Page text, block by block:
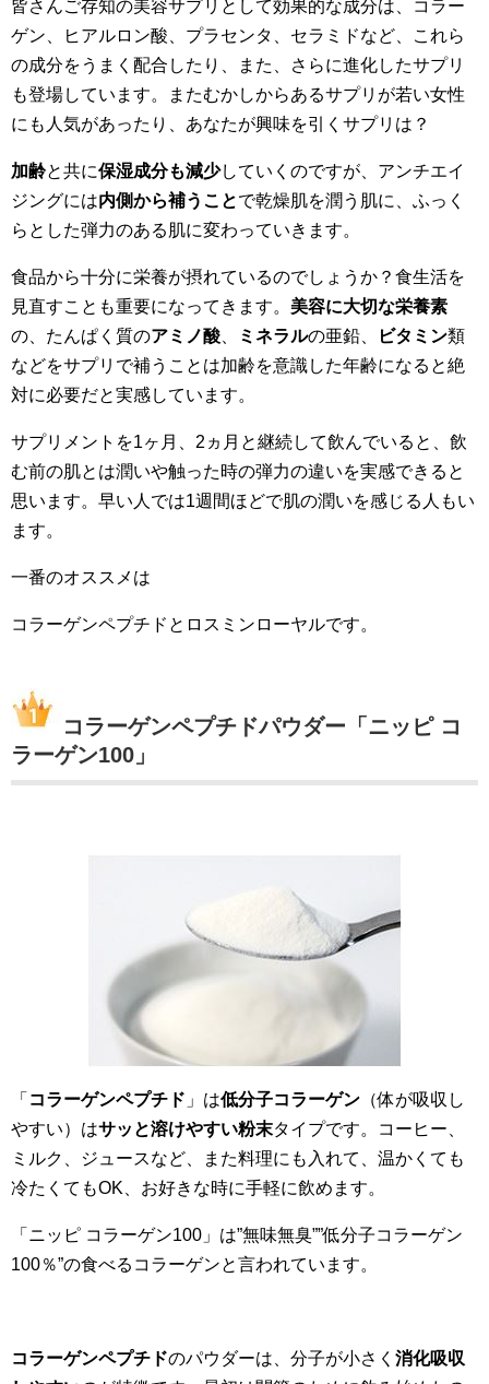
皆さんご存知の美容サプリとして効果的な成分は、コラー
ゲン、ヒアルロン酸、プラセンタ、セラミドなど、これら
の成分をうまく配合したり、また、さらに進化したサプリ
も登場しています。またむかしからあるサプリが若い女性
にも人気があったり、あなたが興味を引くサプリは？
加齢と共に保湿成分も減少していくのですが、アンチエイ
ジングには内側から補うことで乾燥肌を潤う肌に、ふっく
らとした弾力のある肌に変わっていきます。
食品から十分に栄養が摂れているのでしょうか？食生活を
見直すことも重要になってきます。 美容に大切な栄養素
の、たんぱく質のアミノ酸 ミネラルの亜鉛、 ビタミン類
などをサプリで補うことは加齢を意識した年齢になると絶
対に必要だと実感しています。
サプリメントを1ヶ月、2ヵ月と継続して飲んでいると、飲
む前の肌とは潤いや触った時の弾力の違いを実感できると
思います。早い人では1週間ほどで肌の潤いを感じる人もい
ます。
一番のオススメは
コラーゲンペプチドとロスミンローヤルです。
コラーゲンペプチドパウダー「ニッピ コ
ラーゲン100」
「 コラーゲンペプチド 」は低分子コラーゲン （体が吸収し
やすい）はサッと溶けやすい粉末タイプです。コーヒー、
ミルク、ジュースなど、また料理にも入れて、温かくても
冷たくてもOK、お好きな時に手軽に飲めます。
「ニッピ コラーゲン100」は”無味無臭””低分子コラーゲン
100％”の食べるコラーゲンと言われています。
コラーゲンペプチドのパウダーは、分子が小さく 消化吸収